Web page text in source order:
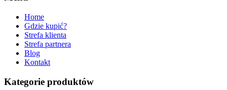
Home
Gdzie kupić?
Strefa klienta
Strefa partnera
Blog
Kontakt
Kategorie produktów